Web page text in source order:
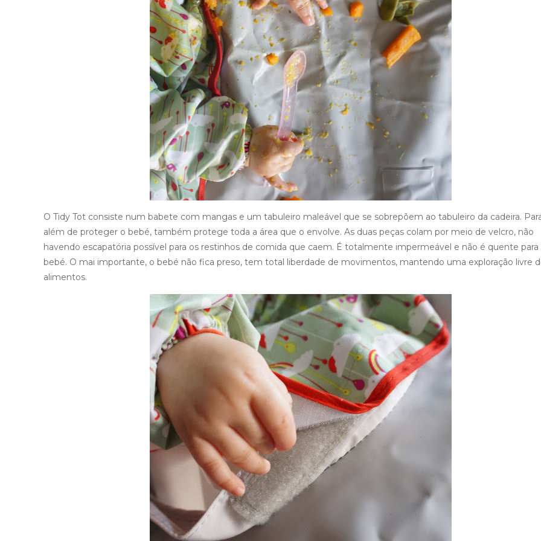
O Tidy Tot consiste num babete com mangas e um tabuleiro maleável que se sobrepõem ao tabuleiro da cadeira.
além de proteger o bebé, também protege toda a área que o envolve. As duas peças colam por meio de velcro, não
havendo escapatória possível para os restinhos de comida que caem. É totalmente impermeável e não é quente para
bebé. O mai importante, o bebé não fica preso, tem total liberdade de movimentos, mantendo uma exploração livre
alimentos.